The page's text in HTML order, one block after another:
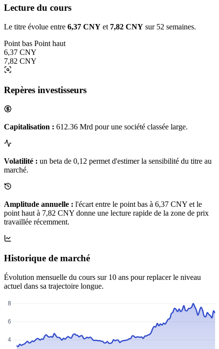
Lecture du cours
Le titre évolue entre 6,37 CNY et 7,82 CNY sur 52 semaines.
Point bas Point haut
6,37 CNY
7,82 CNY
Repères investisseurs
Capitalisation : 612.36 Mrd pour une société classée large.
Volatilité : un beta de 0,12 permet d'estimer la sensibilité du titre au
marché.
Amplitude annuelle : l'écart entre le point bas à 6,37 CNY et le
point haut à 7,82 CNY donne une lecture rapide de la zone de prix
travaillée récemment.
Historique de marché
Évolution mensuelle du cours sur 10 ans pour replacer le niveau
actuel dans sa trajectoire longue.